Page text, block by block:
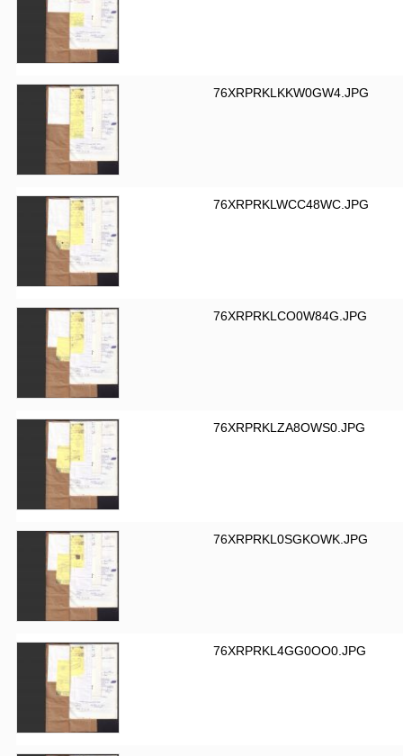
76XRPRKLKKW0GW4.JPG
76XRPRKLWCC48WC.JPG
76XRPRKLCO0W84G.JPG
76XRPRKLZA8OWS0.JPG
76XRPRKL0SGKOWK.JPG
76XRPRKL4GG0OO0.JPG